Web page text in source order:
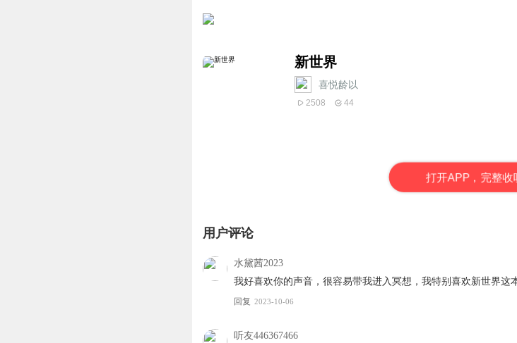
新世界
喜悦龄以
2508 44
打开APP，完整收
用户评论
水黛茜2023
我好喜欢你的声音，很容易带我进入冥想，我特别喜欢新世界这
回复 2023-10-06
听友446367466